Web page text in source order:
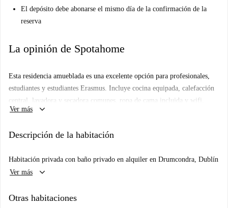
El depósito debe abonarse el mismo día de la confirmación de la
reserva
La opinión de Spotahome
Esta residencia amueblada es una excelente opción para profesionales,
estudiantes y estudiantes Erasmus. Incluye cocina equipada, calefacción
central, lavadora y secadora comunes, ropa de cama incluida y wifi.
Spotahome ha revisado personalmente esta propiedad para garantizar un
Ubicada en Ballybough, Dublín, encontrarás North Richmond Street, un
restaurantes como Speedway y Eighty-Seven's. Otras atracciones
incluyen el Pavee Point Traveller & Roma Centre y el estadio Croke
Ver más keyboard_arrow_down
Descripción de la habitación
Habitación privada con baño privado en alquiler en Drumcondra, Dublín
Ver más
keyboard_arrow_down
Otras habitaciones